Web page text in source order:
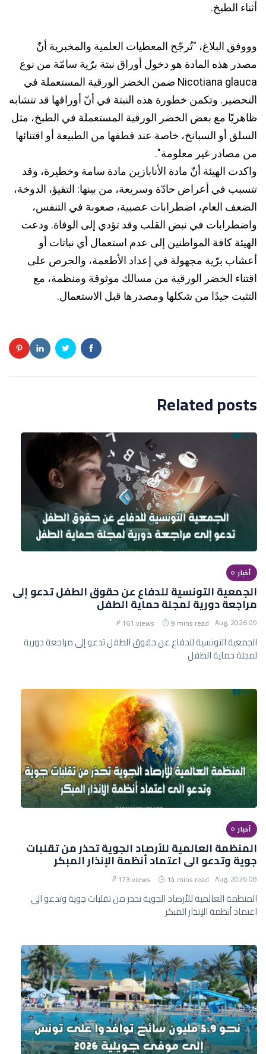
أثناء الطبخ.
وووفق البلاغ، "تُرجّح المعطيات العلمية والمخبرية أنّ
مصدر هذه المادة هو دخول أوراق نبتة برّية سامّة من نوع
Nicotiana glauca ضمن الخضر الورقية المستعملة في
التحضير. وتكمن خطورة هذه النبتة في أنّ أوراقها قد تتشابه
ظاهريًا مع بعض الخضر الورقية المستعملة في الطبخ، مثل
السلق أو السبانخ، خاصة عند قطفها من الطبيعة أو اقتنائها
من مصادر غير معلومة".
واكدت الهيئة أنّ مادة الأنابازين مادة سامة وخطيرة، وقد
تتسبب في أعراض حادّة وسريعة، من بينها: التقيؤ، الدوخة،
الضعف العام، اضطرابات عصبية، صعوبة في التنفس،
واضطرابات في نبض القلب وقد تؤدي إلى الوفاة. ودعت
الهيئة كافة المواطنين إلى عدم استعمال أي نباتات أو
أعشاب برّية مجهولة في إعداد الأطعمة، والحرص على
اقتناء الخضر الورقية من مسالك موثوقة ومنظمة، مع
التثبت جيدًا من شكلها ومصدرها قبل الاستعمال.
Related posts
أخبار
الجمعية التونسية للدفاع عن حقوق الطفل تدعو إلى
مراجعة دورية لمجلة حماية الطفل
09 Aug, 2026
9 mins read
161 views
الجمعية التونسية للدفاع عن حقوق الطفل تدعو إلى مراجعة دورية
لمجلة حماية الطفل
أخبار
المنظمة العالمية للأرصاد الجوية تحذر من تقلبات
جوية وتدعو الى اعتماد أنظمة الإنذار المبكر
08 Aug, 2026
14 mins read
173 views
المنظمة العالمية للأرصاد الجوية تحذر من تقلبات جوية وتدعو الى
اعتماد أنظمة الإنذار المبكر